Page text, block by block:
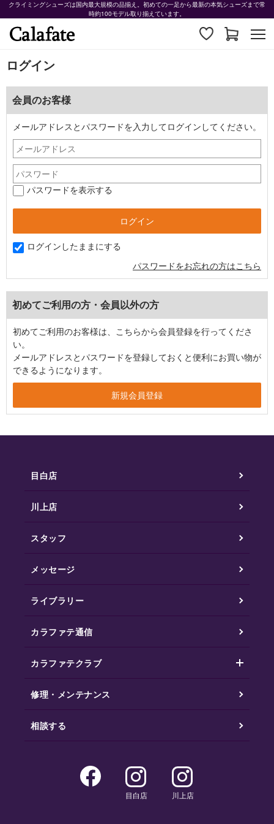
クライミングシューズは国内最大規模の品揃え。初めての一足から最新の本気シューズまで常
時約100モデル取り揃えています。
ログイン
会員のお客様
メールアドレスとパスワードを入力してログインしてください。
パスワードを表示する
ログインしたままにする
パスワードをお忘れの方はこちら
初めてご利用の方・会員以外の方
初めてご利用のお客様は、こちらから会員登録を行ってくださ
い。
メールアドレスとパスワードを登録しておくと便利にお買い物が
できるようになります。
目白店
川上店
スタッフ
メッセージ
ライブラリー
カラファテ通信
カラファテクラブ
修理・メンテナンス
相談する
目白店 川上店